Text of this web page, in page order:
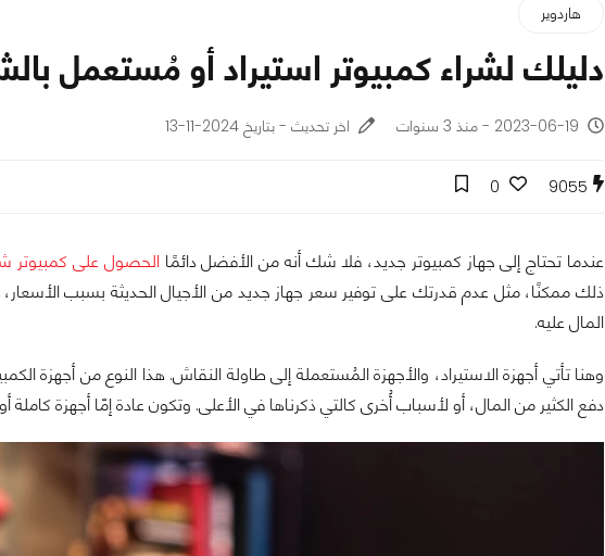
هاردوير
دليلك لشراء كمبيوتر استيراد أو مُستعمل
2023-06-19 - منذ 3 سنوات اخر تحديث - بتاريخ 2024-11-13
9055
0
عندما تحتاج إلى جهاز كمبيوتر جديد، فلا شك أنه من الأفضل دائمًاالحصول على
ذلك ممكنًا، مثل عدم قدرتك على توفير سعر جهاز جديد من الأجيال الحديثة بسبب
المال عليه.
وهنا تأتي أجهزة الاستيراد، والأجهزة المُستعملة إلى طاولة النقاش. هذا النوع من أجهزة
دفع الكثير من المال، أو لأسباب أُخرى كالتي ذكرناها في الأعلى. وتكون عادة إمّا أجهزة